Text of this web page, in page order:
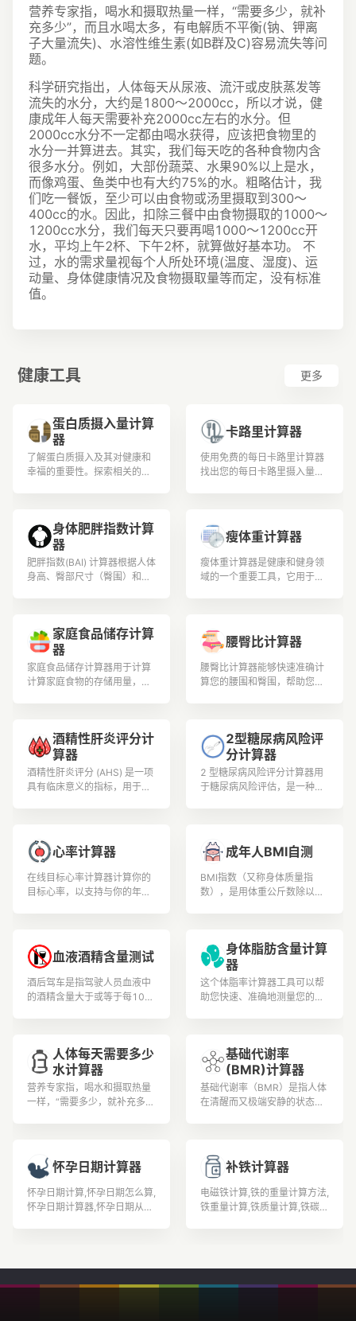
营养专家指，喝水和摄取热量一样，“需要多少，就补
充多少”，而且水喝太多，有电解质不平衡(钠、钾离
子大量流失)、水溶性维生素(如B群及C)容易流失等问
题。
科学研究指出，人体每天从尿液、流汗或皮肤蒸发等
流失的水分，大约是1800～2000cc，所以才说，健
康成年人每天需要补充2000cc左右的水分。但
2000cc水分不一定都由喝水获得，应该把食物里的
水分一并算进去。其实，我们每天吃的各种食物内含
很多水分。例如，大部份蔬菜、水果90%以上是水，
而像鸡蛋、鱼类中也有大约75%的水。粗略估计，我
们吃一餐饭，至少可以由食物或汤里摄取到300～
400cc的水。因此，扣除三餐中由食物摄取的1000～
1200cc水分，我们每天只要再喝1000～1200cc开
水，平均上午2杯、下午2杯，就算做好基本功。 不
过，水的需求量视每个人所处环境(温度、湿度)、运
动量、身体健康情况及食物摄取量等而定，没有标准
值。
健康工具 更多
蛋白质摄入量计算
器
了解蛋白质摄入及其对健康和
幸福的重要性。探索相关的计
深入了解其益处和来源
卡路里计算器
使用免费的每日卡路里计算器
找出您的每日卡路里摄入量。
身体肥胖指数计算
器
肥胖指数(BAI) 计算器根据人体
身高、臀部尺寸（臀围）和年
瘦体重计算器
瘦体重计算器是健康和健身领
域的一个重要工具，它用于保
家庭食品储存计算
器
家庭食品储存计算器用于计算
计算家庭食物的存储用量，包
腰臀比计算器
腰臀比计算器能够快速准确计
算您的腰围和臀围，帮助您判
酒精性肝炎评分计
算器
酒精性肝炎评分 (AHS) 是一项
具有临床意义的指标，用于确
2型糖尿病风险评
分计算器
2 型糖尿病风险评分计算器用
于糖尿病风险评估，是一种用
具。
心率计算器
在线目标心率计算器计算你的
目标心率，以支持与你的年
成年人BMI自测
BMI指数（又称身体质量指
数），是用体重公斤数除以身
准。用户可根据测试结果安排
更加合理的膳食营养和锻炼。
健康人生从此开始。
血液酒精含量测试
酒后驾车是指驾驶人员血液中
的酒精含量大于或等于每100
定，对饮酒后驾驶机动车的，
处200元以上、500元以下罚
款，并暂扣1个月以上、3个月
以下机动车驾驶证。 全国交警
属于醉酒驾驶。
身体脂肪含量计算
器
这个体脂率计算器工具可以帮
助您快速、准确地测量您的身
人体每天需要多少
水计算器
营养专家指，喝水和摄取热量
一样，“需要多少，就补充多
容易流失等问题。
基础代谢率
(BMR)计算器
基础代谢率（BMR）是指人体
在清醒而又极端安静的状态
中医了解到，改善基础代谢率
可通过运动实现改善基础代谢
率的问题。
怀孕日期计算器
怀孕日期计算,怀孕日期怎么算,
怀孕日期计算器,怀孕日期从哪
补铁计算器
电磁铁计算,铁的重量计算方法,
铁重量计算,铁质量计算,铁碳相